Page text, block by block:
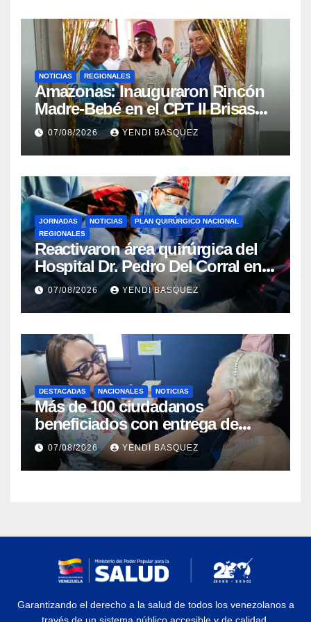
NOTICIAS REGIONALES
​Amazonas: Inauguraron Rincón
Madre-Bebé en el CPT II Brisas
del Aeropuerto ​Inauguraron
Rincón
07/08/2026 YENDI BASQUEZ
JORNADAS NOTICIAS
PLAN QUIRÚRGICO NACIONAL
REGIONALES
Reactivaron área quirúrgica del
Hospital Dr. Pedro Del Corral en
Guárico
07/08/2026 YENDI BASQUEZ
DESTACADAS NACIONALES NOTICIAS
Más de 100 ciudadanos
beneficiados con entrega de
prótesis auditivas en el Centro de
Rehabilitación J.J. Arvelo
07/08/2026 YENDI BASQUEZ
Garantizando el derecho a la salud de todos los venezolanos a